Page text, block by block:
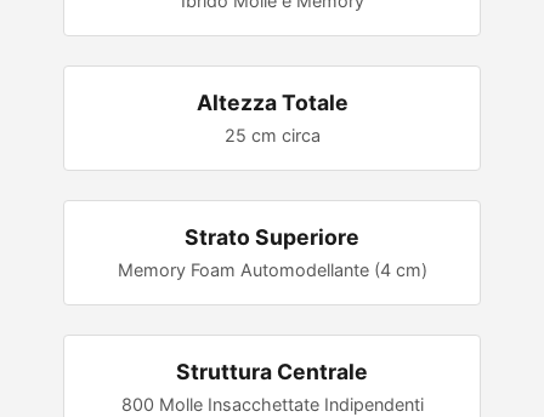
Altezza Totale
25 cm circa
Strato Superiore
Memory Foam Automodellante (4 cm)
Struttura Centrale
800 Molle Insacchettate Indipendenti